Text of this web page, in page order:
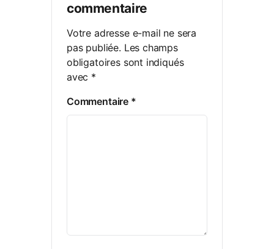
commentaire
Votre adresse e-mail ne sera
pas publiée. Les champs
obligatoires sont indiqués
avec *
Commentaire *